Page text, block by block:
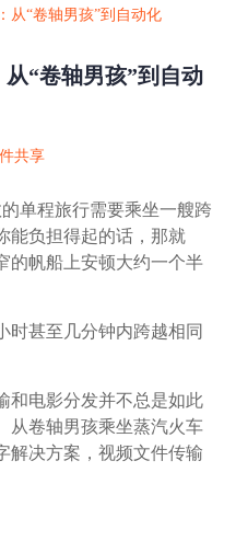
从“卷轴男孩”到自动化
“卷轴男孩”到自动
共享
单程旅行需要乘坐一艘跨
负担得起的话，那就
的帆船上安顿大约一个半
时甚至几分钟内跨越相同
和电影分发并不总是如此
卷轴男孩乘坐蒸汽火车
解决方案，视频文件传输